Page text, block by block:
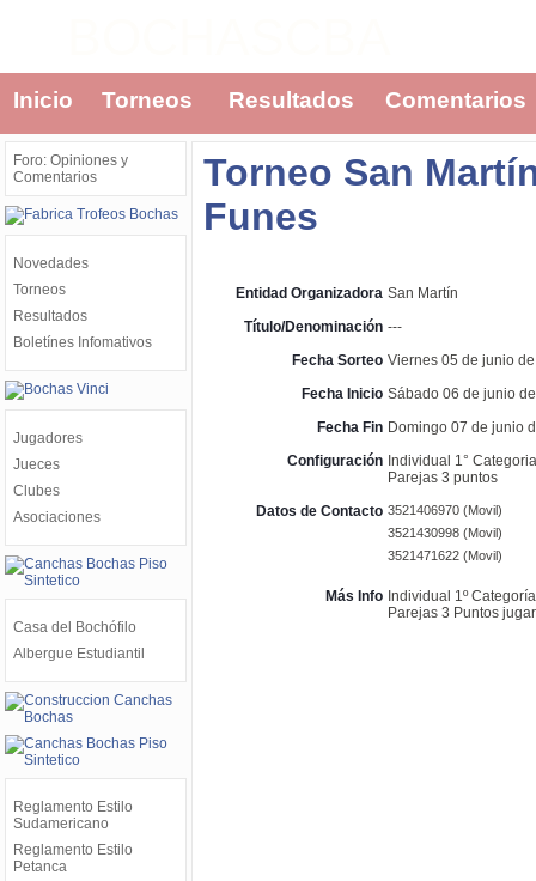
Inicio Torneos Resultados Comentarios
Foro: Opiniones y
Comentarios
Novedades
Torneos
Resultados
Boletínes Infomativos
Jugadores
Jueces
Clubes
Asociaciones
Casa del Bochófilo
Albergue Estudiantil
Reglamento Estilo
Sudamericano
Reglamento Estilo
Petanca
Torneo San
Funes
Entidad Organizadora San Martín
Título/Denominación ---
Fecha Sorteo Viernes 05 de junio
Fecha Inicio Sábado 06 de junio
Fecha Fin Domingo 07 de junio
Configuración Individual 1° Categoria
Parejas 3 puntos
Datos de Contacto 3521406970 (Movil)
3521430998 (Movil)
3521471622 (Movil)
Más Info Individual 1º
Parejas 3 Puntos